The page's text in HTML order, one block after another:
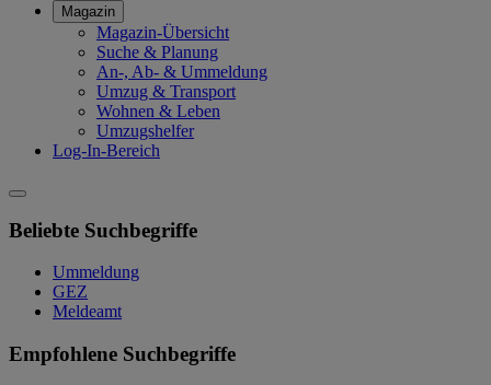
Magazin
Magazin-Übersicht
Suche & Planung
An-, Ab- & Ummeldung
Umzug & Transport
Wohnen & Leben
Umzugshelfer
Log-In-Bereich
Beliebte Suchbegriffe
Ummeldung
GEZ
Meldeamt
Empfohlene Suchbegriffe